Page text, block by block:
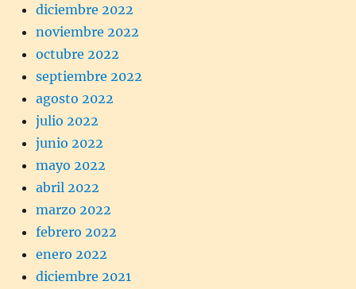
diciembre 2022
noviembre 2022
octubre 2022
septiembre 2022
agosto 2022
julio 2022
junio 2022
mayo 2022
abril 2022
marzo 2022
febrero 2022
enero 2022
diciembre 2021